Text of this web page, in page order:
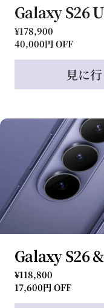
Galaxy S26
¥178,900
40,000円 OFF
見に行
Galaxy S26
¥118,800
17,600円 OFF